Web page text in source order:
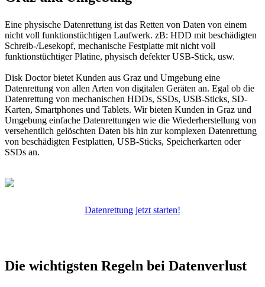
Eine physische Datenrettung ist das Retten von Daten von einem
nicht voll funktionstüchtigen Laufwerk. zB: HDD mit beschädigten
Schreib-/Lesekopf, mechanische Festplatte mit nicht voll
funktionstüchtiger Platine, physisch defekter USB-Stick, usw.
Disk Doctor bietet Kunden aus Graz und Umgebung eine
Datenrettung von allen Arten von digitalen Geräten an. Egal ob die
Datenrettung von mechanischen HDDs, SSDs, USB-Sticks, SD-
Karten, Smartphones und Tablets. Wir bieten Kunden in Graz und
Umgebung einfache Datenrettungen wie die Wiederherstellung von
versehentlich gelöschten Daten bis hin zur komplexen Datenrettung
von beschädigten Festplatten, USB-Sticks, Speicherkarten oder
SSDs an.
Datenrettung jetzt starten!
Die wichtigsten Regeln bei Datenverlust